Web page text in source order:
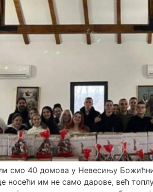
смо 40 домова у Невесињу
носећи им не само дарове, већ